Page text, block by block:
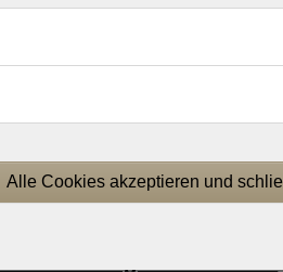
Lernerfahrung I Bildungsurlaub
I Bildungsurlaub
Alle Cookies akzeptieren und